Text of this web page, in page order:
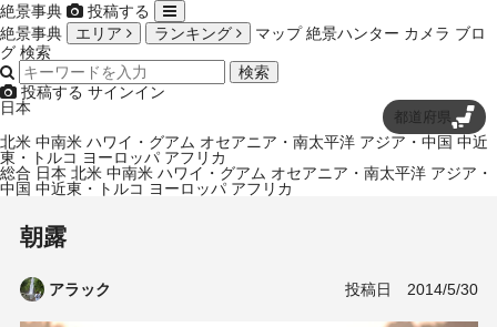
絶景事典
投稿する
絶景事典
エリア ランキング マップ 絶景ハンター カメラ ブロ
グ 検索
検索
投稿する サインイン
日本
都道府県
北米 中南米 ハワイ・グアム オセアニア・南太平洋 アジア・中国 中近
東・トルコ ヨーロッパ アフリカ
総合 日本 北米 中南米 ハワイ・グアム オセアニア・南太平洋 アジア・
中国 中近東・トルコ ヨーロッパ アフリカ
朝露
アラック 投稿日 2014/5/30